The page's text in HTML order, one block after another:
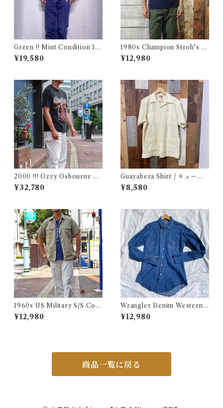
Green !! Mint Condition 19
90s Champion Reverse We
ave Size L / チャンピオン リ
ーン USA 古着
¥19,580
1980s Champion Stroh's W
ater Print T-Shirt Size XL /
チャンピオン トリコ タグ 染み
¥12,980
2000 !!! Ozzy Osbourne O
ZZFEST Rock T-Shirt Size
L / オジーオズボーン オズフ
¥32,780
Guayabera Shirt / キューバ
シャツ 古着
¥8,580
1960s US Military S/S Cott
on Poplin Shirt / 60年代 US
AF USN ARMY コットン ポ
¥12,980
Wrangler Denim Western S
hirt 15 1/2 Made in USA / ラ
ングラー デニムウエスタン シ
¥12,980
商品一覧に戻る